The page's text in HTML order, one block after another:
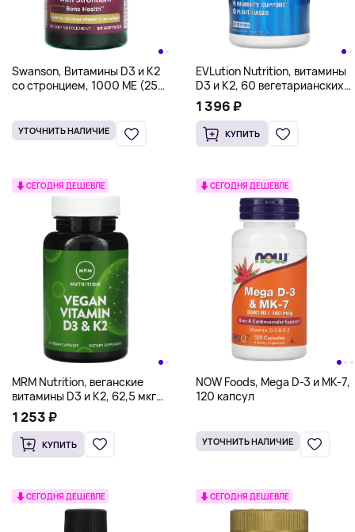
Swanson, Витамины D3 и K2
со стронцием, 1000 МЕ (25
УТОЧНИТЬ НАЛИЧИЕ
EVLution Nutrition, витамины
D3 и К2, 60 вегетарианских
капсул
1 396 ₽
КУПИТЬ
СЕГОДНЯ ДЕШЕВЛЕ
MRM Nutrition, веганские
витамины D3 и K2, 62,5 мкг
(2500 МЕ), 60 веганских
капсул
1 253 ₽
КУПИТЬ
СЕГОДНЯ ДЕШЕВЛЕ
NOW Foods, Mega D-3 и MK-7,
120 капсул
УТОЧНИТЬ НАЛИЧИЕ
СЕГОДНЯ ДЕШЕВЛЕ СЕГОДНЯ ДЕШЕВЛЕ